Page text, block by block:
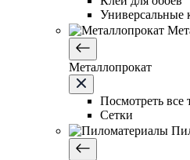
Универсальные
Металлопрокат
Посмотреть все
Сетки